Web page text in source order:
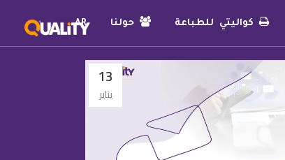
كواليتي للطباعة حولنا AR
13
يناير